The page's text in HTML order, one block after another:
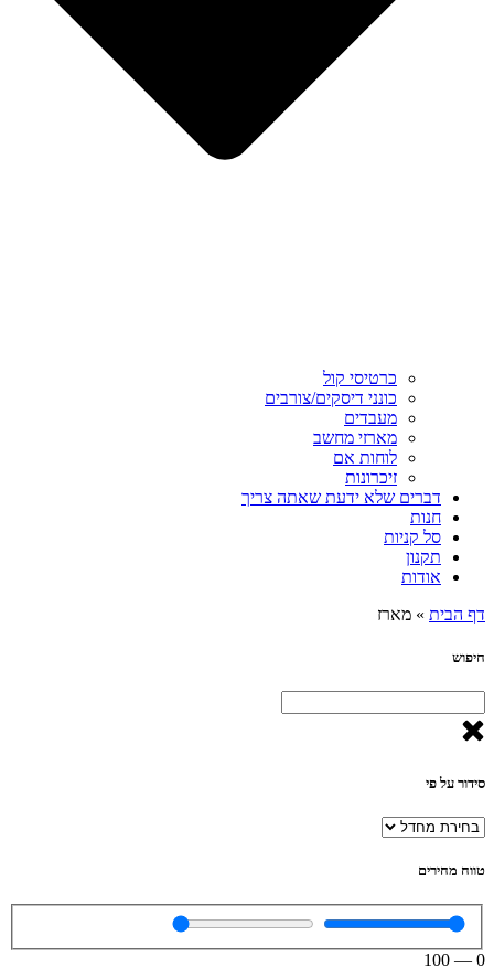
כרטיסי קול
כונני דיסקים/צורבים
מעבדים
מארזי מחשב
לוחות אם
זיכרונות
דברים שלא ידעת שאתה צריך
חנות
סל קניות
תקנון
אודות
דף הבית » מארז
חיפוש
סידור על פי
טווח מחירים
0
—
100